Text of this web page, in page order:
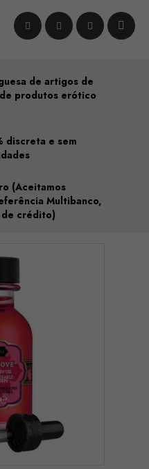
de artigos de
produtos erótico
discreta e sem
(Aceitamos
Multibanco,
crédito)